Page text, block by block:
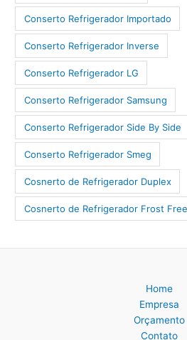
Conserto Refrigerador Importado
Conserto Refrigerador Inverse
Conserto Refrigerador LG
Conserto Refrigerador Samsung
Conserto Refrigerador Side By Side
Conserto Refrigerador Smeg
Cosnerto de Refrigerador Duplex
Cosnerto de Refrigerador Frost Free
Home
Empresa
Orçamento
Contato